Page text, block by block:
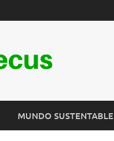
MUNDO SUSTENTABLE